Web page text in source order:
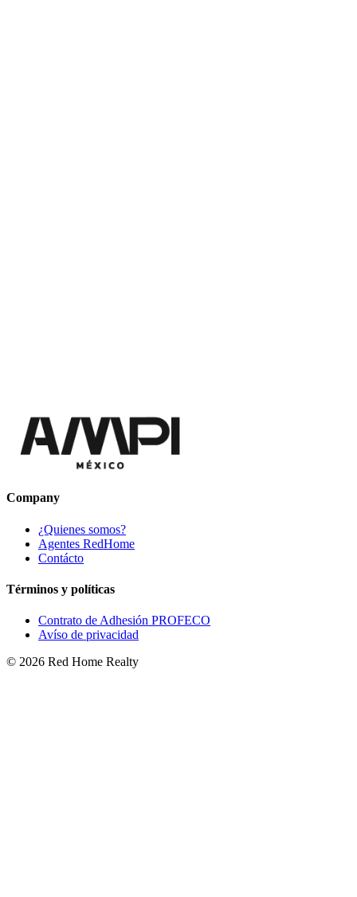
Company
¿Quienes somos?
Agentes RedHome
Contácto
Términos y políticas
Contrato de Adhesión PROFECO
Avíso de privacidad
© 2026 Red Home Realty